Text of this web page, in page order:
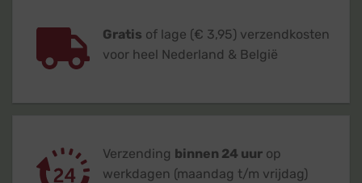
Gratis of lage (€ 3,95) verzendkosten
voor heel Nederland & België
Verzending binnen 24 uur op
werkdagen (maandag t/m vrijdag)